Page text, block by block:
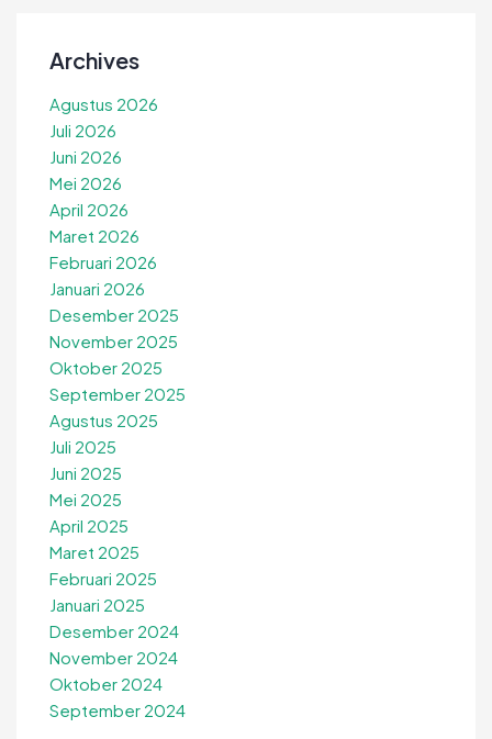
Archives
Agustus 2026
Juli 2026
Juni 2026
Mei 2026
April 2026
Maret 2026
Februari 2026
Januari 2026
Desember 2025
November 2025
Oktober 2025
September 2025
Agustus 2025
Juli 2025
Juni 2025
Mei 2025
April 2025
Maret 2025
Februari 2025
Januari 2025
Desember 2024
November 2024
Oktober 2024
September 2024